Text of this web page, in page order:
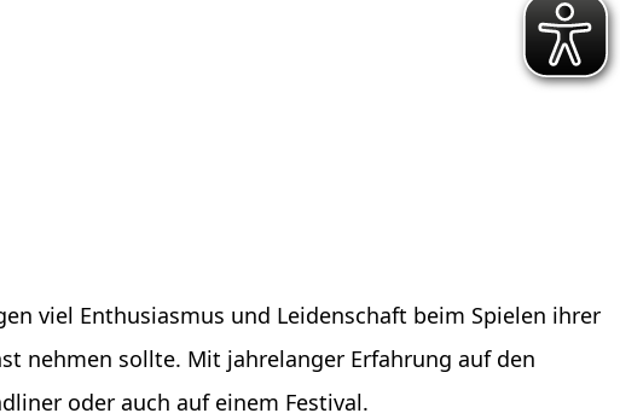
viel Enthusiasmus und Leidenschaft beim Spielen ihrer
nehmen sollte. Mit jahrelanger Erfahrung auf den
oder auch auf einem Festival.